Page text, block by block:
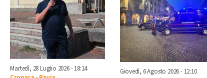
Martedì, 28 Luglio 2026 - 18:14
Giovedì, 6 Agosto 2026 - 12:10